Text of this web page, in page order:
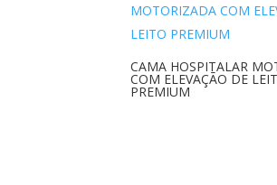
CAMA HOSPITALAR
COM ELEVAÇÃO DE
PREMIUM